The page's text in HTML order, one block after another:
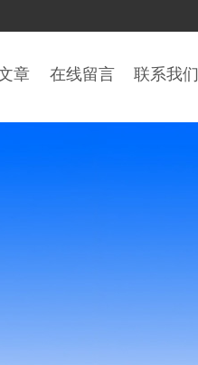
章 在线留言 联系我们